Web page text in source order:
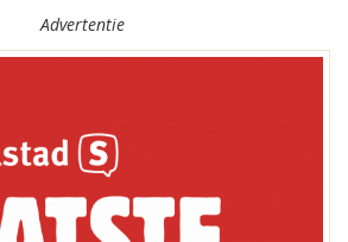
Advertentie